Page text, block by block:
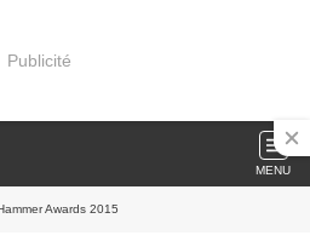
Publicité
MENU
Awards 2015